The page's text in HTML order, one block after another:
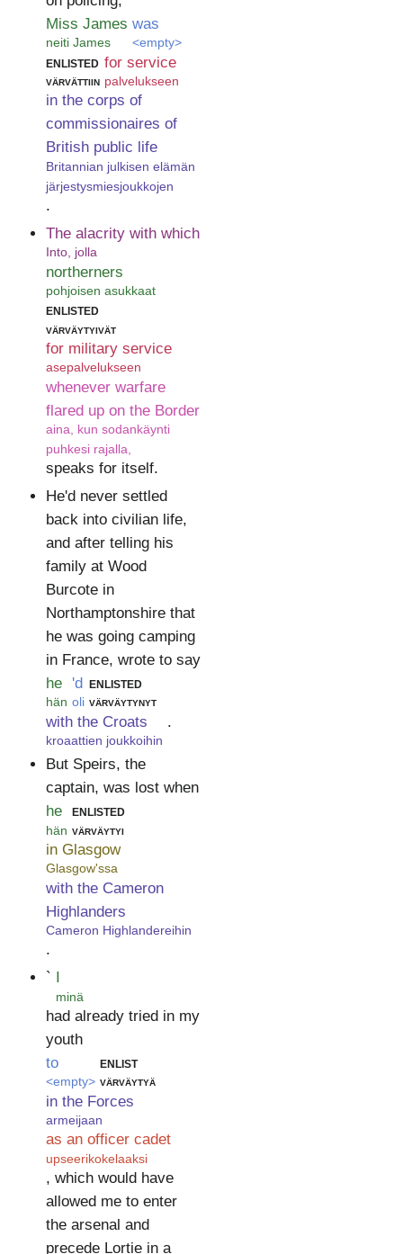
Miss James
neiti James
was
<empty>
enlisted
värvättiin
for service
palvelukseen
in the corps of
commissionaires of
British public life
Britannian julkisen elämän
järjestysmiesjoukkojen
.
The alacrity with which
Into, jolla
northerners
pohjoisen asukkaat
enlisted
värväytyivät
for military service
asepalvelukseen
whenever warfare
flared up on the Border
aina, kun sodankäynti
puhkesi rajalla,
speaks for itself.
He'd never settled
back into civilian life,
and after telling his
family at Wood
Burcote in
Northamptonshire that
he was going camping
in France, wrote to say
he
hän
'd
oli
enlisted
värväytynyt
with the Croats
kroaattien joukkoihin
.
But Speirs, the
captain, was lost when
he
hän
enlisted
värväytyi
in Glasgow
Glasgow'ssa
with the Cameron
Highlanders
Cameron Highlandereihin
.
`
minä
had already tried in my
youth
to
<empty>
enlist
värväytyä
in the Forces
armeijaan
as an officer cadet
upseerikokelaaksi
, which would have
allowed me to enter
the arsenal and
precede Lortie in a